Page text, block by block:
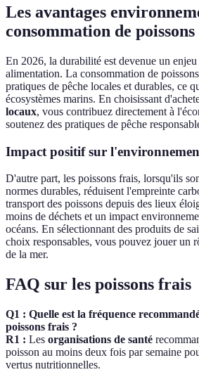
Les avantages
consommation de
En 2026, la durabilité est devenue un
alimentation. La consommation de
pratiques de pêche locales et durables, ce
écosystèmes marins. En choisissant
locaux, vous contribuez directement à
soutenez des pratiques de pêche
Impact positif sur
D'autre part, les poissons frais, lorsqu'ils
normes durables, réduisent l'empreinte
transport des poissons depuis des lieux
moins de déchets et un impact
océans. En sélectionnant des produits de
choix responsables, vous pouvez jouer un
de la mer.
FAQ sur les poissons frais
Q1 : Quelle est la fréquence
poissons frais ?
R1 : Les organisations de santé
poisson au moins deux fois par semaine
vertus nutritionnelles.